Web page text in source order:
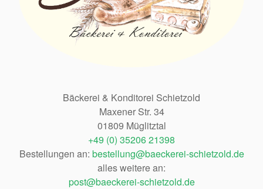
Bäckerei & Konditorei Schietzold
Maxener Str. 34
01809 Müglitztal
+49 (0) 35206 21398
Bestellungen an: bestellung@baeckerei-schietzold.de
alles weitere an:
post@baeckerei-schietzold.de